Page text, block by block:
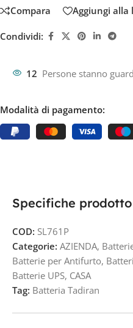
Compara Aggiungi alla
Condividi:
12 Persone stanno
Modalità di pagamento:
Specifiche prodotto
COD: SL761P
Categorie: AZIENDA,
Batterie per Antifurto,
Batterie UPS, CASA
Tag: Batteria Tadiran